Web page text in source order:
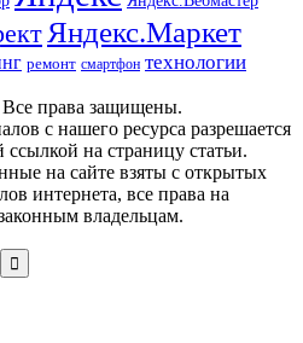
Яндекс.Маркет
ремонт смартфон технологии
права защищены.
с нашего ресурса разрешается
ссылкой на страницу статьи.
на сайте взяты с открытых
интернета, все права на
владельцам.